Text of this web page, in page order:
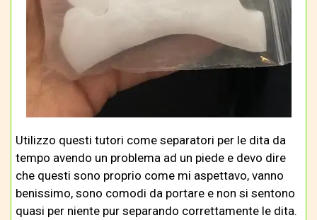
Utilizzo questi tutori come separatori per le dita da
tempo avendo un problema ad un piede e devo dire
che questi sono proprio come mi aspettavo, vanno
benissimo, sono comodi da portare e non si sentono
quasi per niente pur separando correttamente le dita.